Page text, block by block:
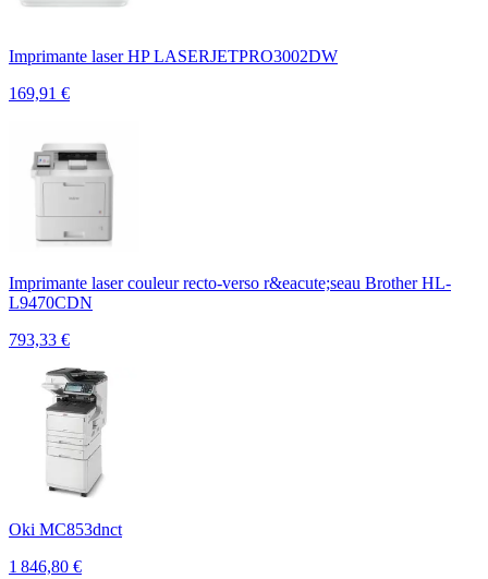
Imprimante laser HP LASERJETPRO3002DW
169,91 €
Imprimante laser couleur recto-verso r&eacute;seau Brother HL-
L9470CDN
793,33 €
Oki MC853dnct
1 846,80 €